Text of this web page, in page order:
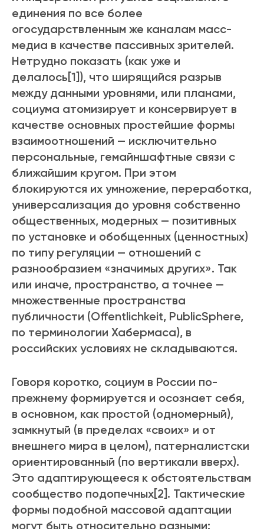
единения по все более
огосударствленным же каналам масс-
медиа в качестве пассивных зрителей.
Нетрудно показать (как уже и
делалось[1]), что ширящийся разрыв
между данными уровнями, или планами,
социума атомизирует и консервирует в
качестве основных простейшие формы
взаимоотношений — исключительно
персональные, гемайншафтные связи с
ближайшим кругом. При этом
блокируются их умножение, переработка,
универсализация до уровня собственно
общественных, модерных — позитивных
по установке и обобщенных (ценностных)
по типу регуляции — отношений с
разнообразием «значимых других». Так
или иначе, пространство, а точнее —
множественные пространства
публичности (Offentlichkeit, PublicSphere,
по терминологии Хабермаса), в
российских условиях не складываются.
Говоря коротко, социум в России по-
прежнему формируется и осознает себя,
в основном, как простой (одномерный),
замкнутый (в пределах «своих» и от
внешнего мира в целом), патерналистски
ориентированный (по вертикали вверх).
Это адаптирующееся к обстоятельствам
сообщество подопечных[2]. Тактические
формы подобной массовой адаптации
могут быть относительно разными: